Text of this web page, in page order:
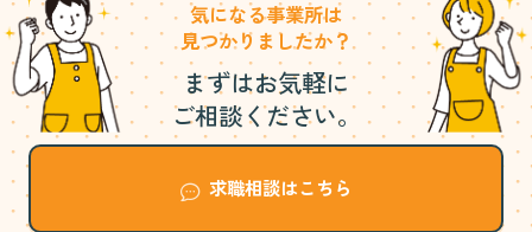
気になる事業所は
見つかりましたか？
まずはお気軽に
ご相談ください。
求職相談はこちら